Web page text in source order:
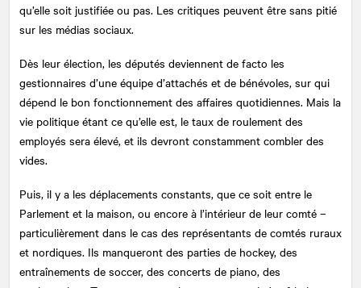
qu’elle soit justifiée ou pas. Les critiques peuvent être sans pitié
sur les médias sociaux.
Dès leur élection, les députés deviennent de facto les
gestionnaires d’une équipe d’attachés et de bénévoles, sur qui
dépend le bon fonctionnement des affaires quotidiennes. Mais la
vie politique étant ce qu’elle est, le taux de roulement des
employés sera élevé, et ils devront constamment combler des
vides.
Puis, il y a les déplacements constants, que ce soit entre le
Parlement et la maison, ou encore à l’intérieur de leur comté –
particulièrement dans le cas des représentants de comtés ruraux
et nordiques. Ils manqueront des parties de hockey, des
entraînements de soccer, des concerts de piano, des